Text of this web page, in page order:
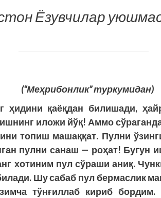
Ёзувчилар
(“Меҳрибонлик” туркумидан)
ҳидини қаёқдан билишади,
иложи йўқ! Аммо
топиш машаққат. Пулни
пулни санаш — роҳат! Бугун
хотиним пул сўраши аниқ.
Шу сабаб пул бермаслик
тўнғиллаб кириб